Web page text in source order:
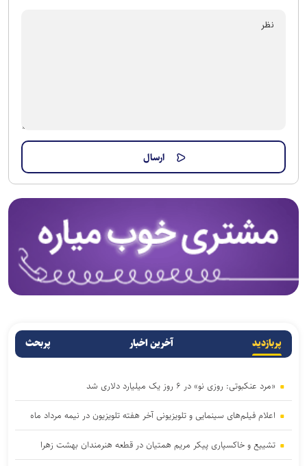
پربازدید آخرین اخبار پربحث
«مرد عنکبوتی: روزی نو» در ۶ روز یک میلیارد دلاری شد
اعلام فیلم‌های سینمایی و تلویزیونی آخر هفته تلویزیون در نیمه مرداد ماه
تشییع و خاکسپاری پیکر مریم همتیان در قطعه هنرمندان بهشت زهرا